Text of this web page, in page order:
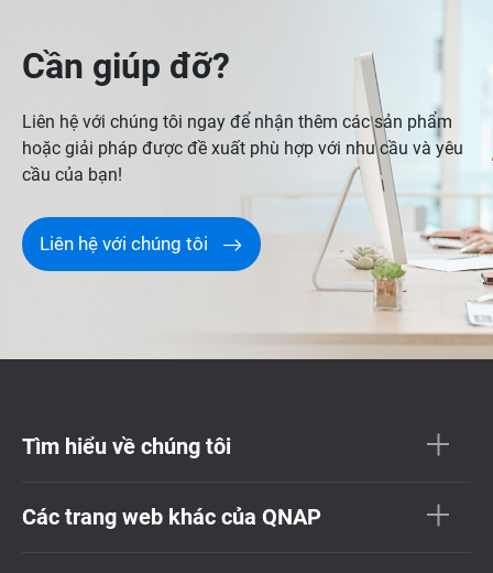
Cần giúp đỡ?
Liên hệ với chúng tôi ngay để nhận thêm các sản phẩm
hoặc giải pháp được đề xuất phù hợp với nhu cầu và yêu
cầu của bạn!
Liên hệ với chúng tôi
Tìm hiểu về chúng tôi
Các trang web khác của QNAP